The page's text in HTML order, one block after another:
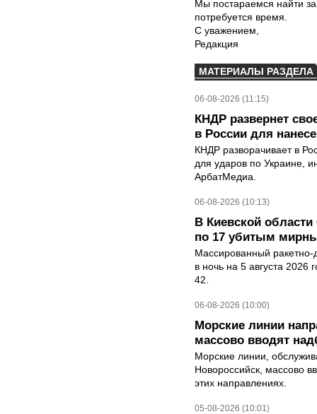
Мы постараемся найти
потребуется время.
С уважением,
Редакция
МАТЕРИАЛЫ РАЗДЕЛА
06-08-2026 (11:15)
КНДР развернет
в России для
КНДР разворачивает в
для ударов по Украине,
АрбатМедиа.
06-08-2026 (10:13)
В Киевской
по 17 убитым
Массированный ракетно-
в ночь на 5 августа 2026
42.
06-08-2026 (10:00)
Морские линии
массово вводят
Морские линии,
Новороссийск, массово
этих направлениях.
05-08-2026 (10:01)